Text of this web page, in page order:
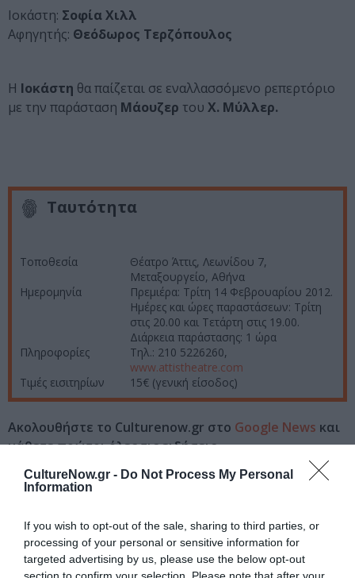
CultureNow.gr - Do Not Process My Personal
Information
If you wish to opt-out of the sale, sharing to third parties, or
processing of your personal or sensitive information for
targeted advertising by us, please use the below opt-out
Ιοκάστη: Σοφία Χιλλ
Αφηγητής: Θεόδωρος Τερζόπουλος
Η Ιοκάστη θα παίζεται σε εναλλασσόμενο ρεπερτόριο
με την παράσταση Μάουζερ του Χ. Μύλλερ.
Ταυτότητα
Τοποθεσία
Θέατρο Άττις, Λεωνίδου 7,
Μεταξουργείο, Αθήνα
Ημερομηνία
Πρεμιέρα: Τρίτη 14 Φεβρουαρίου 2012.
Ημέρες και ώρες παραστάσεων: Τρίτη
στις 20.00 και Τετάρτη στις 19.00.
Διάρκεια παράστασης: 1 ώρα
Πληροφορίες
Τηλ.: 210 5226260,
www.attistheatre.com
Τιμές εισιτηρίων
15€ (γενική είσοδος)
Ακολουθήστε το Culturenow.gr στο Google News και
μάθετε πρώτοι όλες τις ειδήσεις
Δείτε όλα τατελευταία νέαγια την Τέχνη και τον
Νέοι Διαγωνισμοί❯